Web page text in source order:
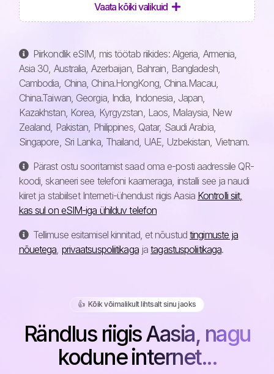
Vaata kõiki valikuid
Piirkondlik eSIM, mis töötab riikides: Algeria, Armenia,
Asia 30, Australia, Azerbaijan, Bahrain, Bangladesh,
Cambodia, China, China.HongKong, China.Macau,
China.Taiwan, Georgia, India, Indonesia, Japan,
Kazakhstan, Korea, Kyrgyzstan, Laos, Malaysia, New
Zealand, Pakistan, Philippines, Qatar, Saudi Arabia,
Singapore, Sri Lanka, Thailand, UAE, Uzbekistan, Vietnam.
Pärast ostu sooritamist saad oma e-posti aadressile QR-
koodi, skaneeri see telefoni kaameraga, installi see ja naudi
kiiret ja stabiilset Interneti-ühendust riigis Aasia Kontrolli siit,
kas sul on eSIM-iga ühilduv telefon
Tellimuse esitamisel kinnitad, et nõustudtingimuste ja
nõuetega, privaatsuspoliitikagajatagastuspoliitikaga.
👍️ Kõik võimalikult lihtsalt sinu jaoks
Rändlus riigis Aasia, nagu
kodune internet...